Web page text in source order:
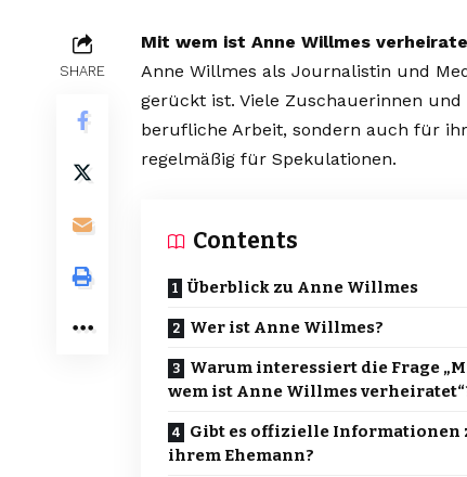
SHARE
Mit wem ist Anne Willmes
Anne Willmes als Journalistin und
gerückt ist. Viele Zuschauerinnen
berufliche Arbeit, sondern auch für
regelmäßig für Spekulationen.
Contents
Überblick zu Anne Willmes
Wer ist Anne Willmes?
Warum interessiert die Frage
wem ist Anne Willmes
Gibt es offizielle Informationen
ihrem Ehemann?